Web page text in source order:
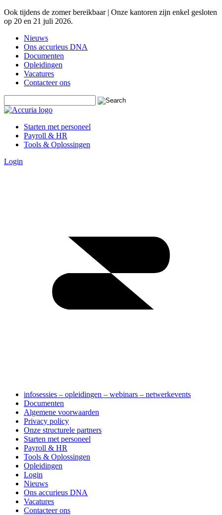
Ook tijdens de zomer bereikbaar | Onze kantoren zijn enkel gesloten
op 20 en 21 juli 2026.
Nieuws
Ons accurieus DNA
Documenten
Opleidingen
Vacatures
Contacteer ons
Starten met personeel
Payroll & HR
Tools & Oplossingen
Login
infosessies – opleidingen – webinars – netwerkevents
Documenten
Algemene voorwaarden
Privacy policy
Onze structurele partners
Starten met personeel
Payroll & HR
Tools & Oplossingen
Opleidingen
Login
Nieuws
Ons accurieus DNA
Vacatures
Contacteer ons